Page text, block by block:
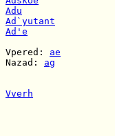
Adu
Ad`yutant
Ad'e
Vpered: ae
Nazad: ag
Vverh